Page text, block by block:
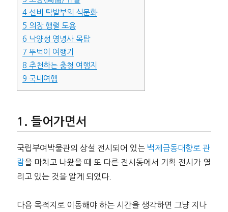
4선비 탁발부의 식문화
5 의장 행렬 도용
6 낙양성 영녕사 목탑
7 뚜벅이 여행기
8 추천하는 충청 여행지
9 국내여행
들어가면서
국립부여박물관의 상설 전시되어 있는 백제금동대향로 관
람을 마치고 나왔을 때 또 다른 전시동에서 기획 전시가 열
리고 있는 것을 알게 되었다.
다음 목적지로 이동해야 하는 시간을 생각하면 그냥 지나